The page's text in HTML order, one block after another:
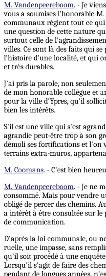
M. Vandenpeereboom. - Je
vous a soumises l'honorable
communaux règlent tout ce
une question de cette nature
surtout celle de
villes. Ce sont là des faits qui
l'histoire d'une localité, et qui
et très durables.
J'ai pris la parole, non
de mon honorable collègue et
pour la ville d'Ypres, qu'il
bien les intérêts.
S'il est une ville qui s'est
agrandie peut-être trop à son
démoli ses fortifications et l'on
terrains extra-muros,
M. Coomans. - C'est bien
M. Vandenpeereboom. - Je ne
consommé. Mais pour vendre
obligé de percer des chemins.
a intérêt à être consultée sur le
de communication.
D'après la loi communale, ou
ruelle, une impasse, sans
qu'il soit procédé à une
Lorsqu'il s'agit de faire des
pendant de longues années,